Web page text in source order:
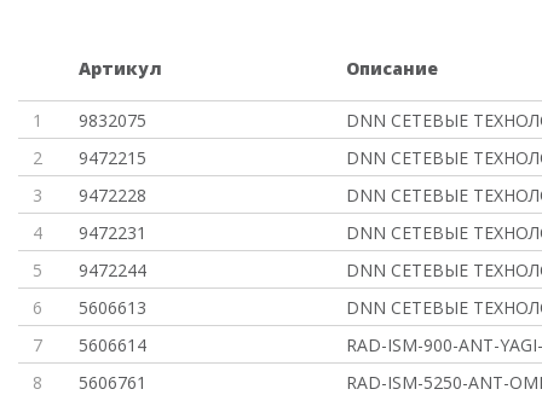
Артикул Описание
1 9832075
DNN СЕТЕВЫЕ
2
9472215
DNN СЕТЕВЫЕ
3
9472228
DNN СЕТЕВЫЕ
4
9472231
DNN СЕТЕВЫЕ
5
9472244
DNN СЕТЕВЫЕ
6
5606613
DNN СЕТЕВЫЕ
7
5606614
RAD-ISM-900-ANT-
8
5606761
RAD-ISM-5250-ANT-